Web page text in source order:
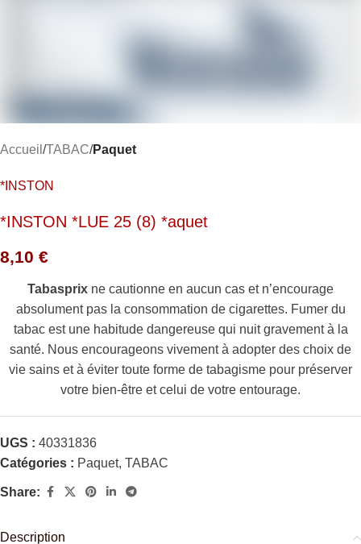
Accueil TABAC Paquet
*INSTON
*INSTON *LUE 25 (8) *aquet
8,10 €
Tabasprix ne cautionne en aucun cas et n’encourage
absolument pas la consommation de cigarettes. Fumer du
tabac est une habitude dangereuse qui nuit gravement à la
santé. Nous encourageons vivement à adopter des choix de
vie sains et à éviter toute forme de tabagisme pour préserver
votre bien-être et celui de votre entourage.
UGS : 40331836
Catégories : Paquet, TABAC
Share:
Description